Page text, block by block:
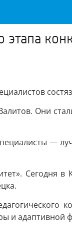
Они
—
Сегодня в
и адаптивной